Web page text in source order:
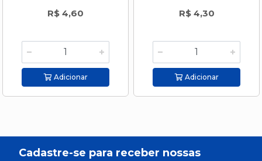
R$ 4,60
Adicionar
R$ 4,30
Adicionar
Cadastre-se para receber nossas